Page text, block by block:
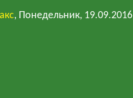
, Понедельник, 19.09.2016